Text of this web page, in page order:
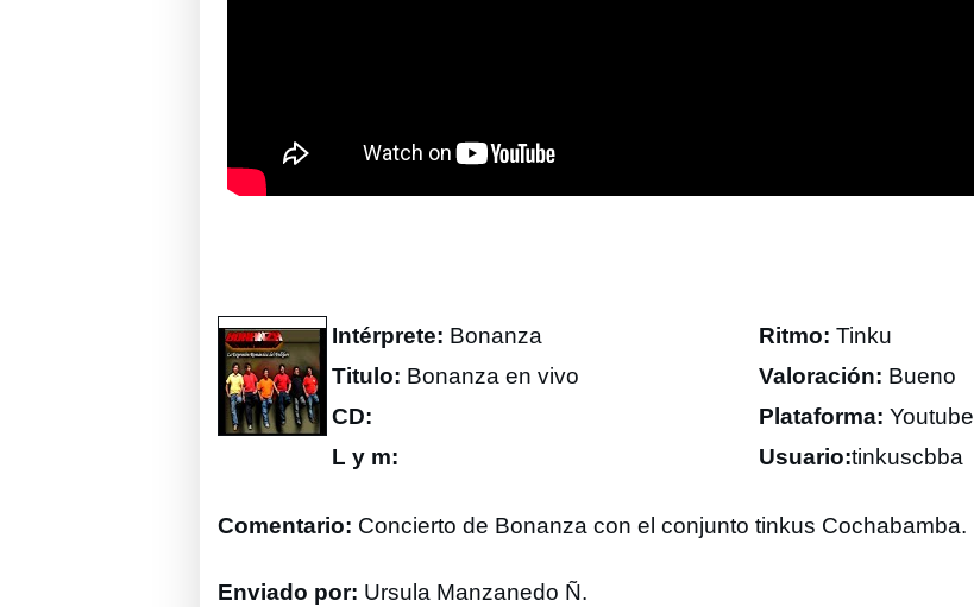
Intérprete: Bonanza
Titulo: Bonanza en vivo
CD:
L y m:
Ritmo: Tinku
Valoración: Bueno
Plataforma: Youtube
Usuario:tinkuscbba
Comentario: Concierto de Bonanza con el conjunto tinkus Cochabamba.
Enviado por: Ursula Manzanedo Ñ.